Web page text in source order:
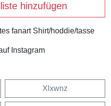
hinzufügen
fanart Shirt/hoddie/tasse
Instagram
Xlxwnz